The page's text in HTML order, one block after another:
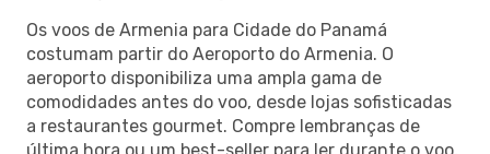
Os voos de Armenia para Cidade do Panamá
costumam partir do Aeroporto do Armenia. O
aeroporto disponibiliza uma ampla gama de
comodidades antes do voo, desde lojas sofisticadas
a restaurantes gourmet. Compre lembranças de